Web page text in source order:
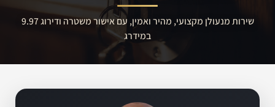
רמלה
שירות מנעולן מקצועי, מהיר ואמין, עם אישור משטרה ודירוג 9.97
במידרג